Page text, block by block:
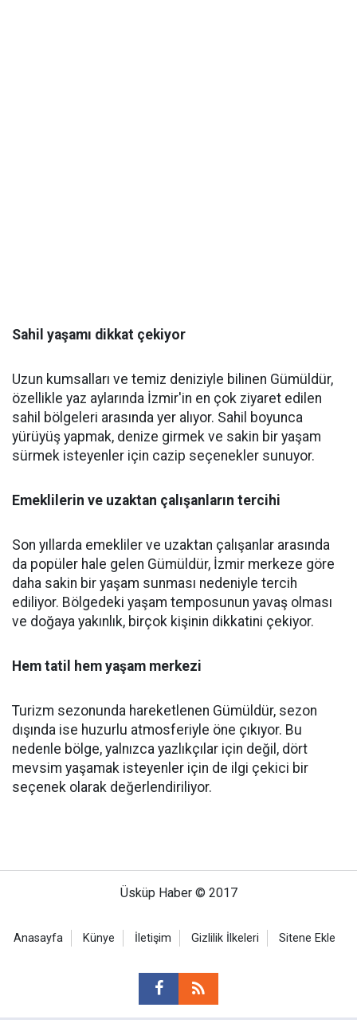
Sahil yaşamı dikkat çekiyor
Uzun kumsalları ve temiz deniziyle bilinen Gümüldür,
özellikle yaz aylarında İzmir'in en çok ziyaret edilen
sahil bölgeleri arasında yer alıyor. Sahil boyunca
yürüyüş yapmak, denize girmek ve sakin bir yaşam
sürmek isteyenler için cazip seçenekler sunuyor.
Emeklilerin ve uzaktan çalışanların tercihi
Son yıllarda emekliler ve uzaktan çalışanlar arasında
da popüler hale gelen Gümüldür, İzmir merkeze göre
daha sakin bir yaşam sunması nedeniyle tercih
ediliyor. Bölgedeki yaşam temposunun yavaş olması
ve doğaya yakınlık, birçok kişinin dikkatini çekiyor.
Hem tatil hem yaşam merkezi
Turizm sezonunda hareketlenen Gümüldür, sezon
dışında ise huzurlu atmosferiyle öne çıkıyor. Bu
nedenle bölge, yalnızca yazlıkçılar için değil, dört
mevsim yaşamak isteyenler için de ilgi çekici bir
seçenek olarak değerlendiriliyor.
Üsküp Haber © 2017
Anasayfa Künye İletişim Gizlilik İlkeleri Sitene Ekle